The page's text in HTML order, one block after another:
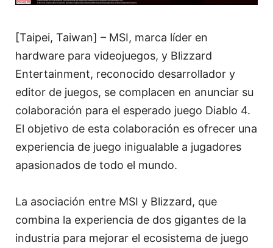
[Taipei, Taiwan] – MSI, marca líder en
hardware para videojuegos, y Blizzard
Entertainment, reconocido desarrollador y
editor de juegos, se complacen en anunciar su
colaboración para el esperado juego Diablo 4.
El objetivo de esta colaboración es ofrecer una
experiencia de juego inigualable a jugadores
apasionados de todo el mundo.
La asociación entre MSI y Blizzard, que
combina la experiencia de dos gigantes de la
industria para mejorar el ecosistema de juego